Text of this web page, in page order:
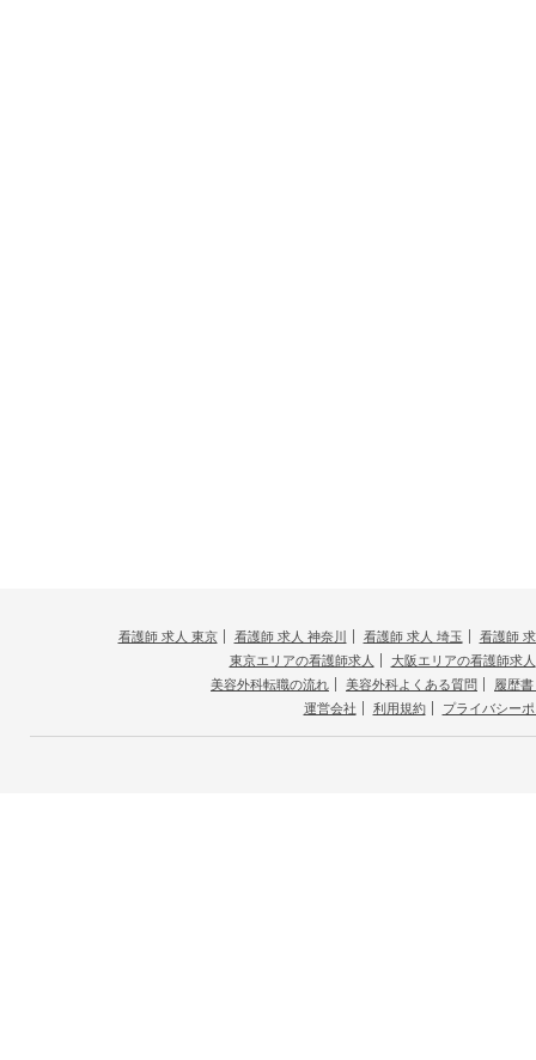
看護師 求人 東京 看護師 求人 神奈川 看護師 求人 埼玉
看護師
東京エリアの看護師求人
大阪エリアの看護師求人
美容外科転職の流れ
美容外科よくある質問
履歴
運営会社
利用規約 プライバシー